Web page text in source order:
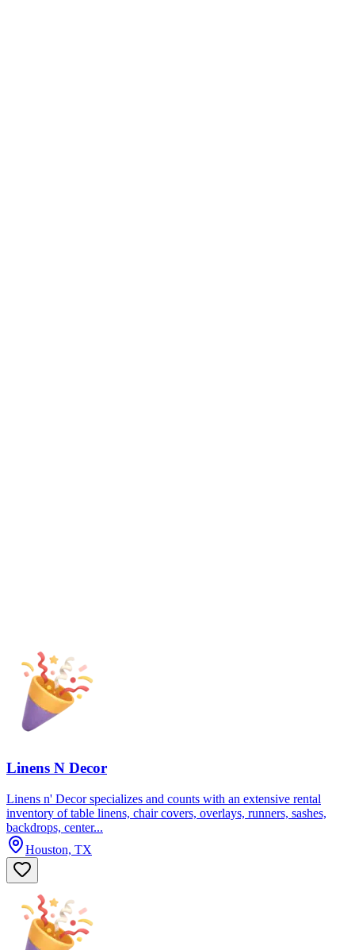
Linens N Decor
Linens n' Decor specializes and counts with an extensive rental
inventory of table linens, chair covers, overlays, runners, sashes,
backdrops, center...
Houston, TX